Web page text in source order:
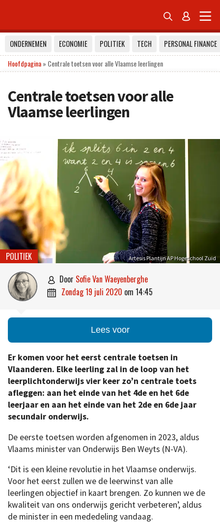
 
ONDERNEMEN ECONOMIE POLITIEK TECH
PERSONAL FINANCE
Hoofdpagina» Centrale toetsen voor alle Vlaamse leerlingen
Centrale toetsen voor alle
Vlaamse leerlingen
Artesis Plantijn AP Hogeschool Zuid
POLITIEK
 door Sofie Van Waeyenberghe
 zondag 19 juli 2020 om 14:45
Lees voor
Er komen voor het eerst centrale toetsen in
Vlaanderen. Elke leerling zal in de loop van het
leerplichtonderwijs vier keer zo’n centrale toets
afleggen: aan het einde van het 4de en het 6de
leerjaar en aan het einde van het 2de en 6de jaar
secundair onderwijs.
De eerste toetsen worden afgenomen in 2023, aldus
Vlaams minister van Onderwijs Ben Weyts (N-VA).
‘Dit is een kleine revolutie in het Vlaamse onderwijs.
Voor het eerst zullen we de leerwinst van alle
leerlingen objectief in kaart brengen. Zo kunnen we de
kwaliteit van ons onderwijs gericht verbeteren’, aldus
de minister in een mededeling vandaag.